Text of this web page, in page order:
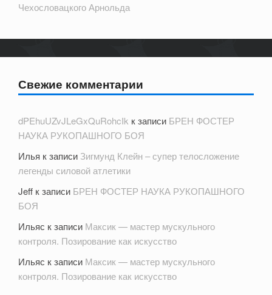
Чехословацкого Арнольда
Свежие комментарии
dPEhuUZvJLeGxQuRohcIk к записи БРЕН ФОСТЕР
НАУКА РУКОПАШНОГО БОЯ
Илья к записи Зигмунд Клейн – супер телосложение
легенды силовой атлетики
Jeff к записи БРЕН ФОСТЕР НАУКА РУКОПАШНОГО
БОЯ
Ильяс к записи Максик — мастер мускульного
контроля. Позирование как искусство
Ильяс к записи Максик — мастер мускульного
контроля. Позирование как искусство